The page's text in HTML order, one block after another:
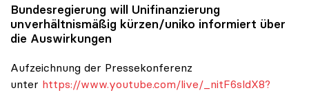
Bundesregierung will Unifinanzierung
unverhältnismäßig kürzen/uniko informiert über
die Auswirkungen
Aufzeichnung der Pressekonferenz
unter https://www.youtube.com/live/_nitF6sldX8?